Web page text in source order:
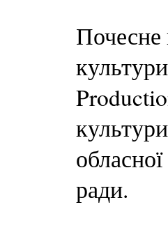
Почесне
ради.